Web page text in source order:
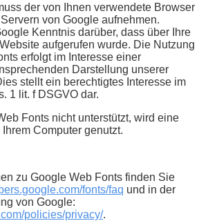
der von Ihnen verwendete Browser
von Google aufnehmen.
Kenntnis darüber, dass über Ihre
aufgerufen wurde. Die Nutzung
erfolgt im Interesse einer
Darstellung unserer
stellt ein berechtigtes Interesse im
1 lit. f DSGVO dar.
Fonts nicht unterstützt, wird eine
Computer genutzt.
zu Google Web Fonts finden Sie
fonts/faq und in der
von Google:
policies/privacy/.